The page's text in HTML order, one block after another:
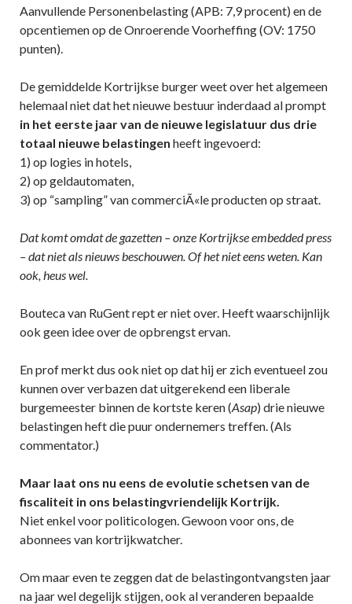
Aanvullende Personenbelasting (APB: 7,9 procent) en de
opcentiemen op de Onroerende Voorheffing (OV: 1750
punten).
De gemiddelde Kortrijkse burger weet over het algemeen
helemaal niet dat het nieuwe bestuur inderdaad al prompt
in het eerste jaar van de nieuwe legislatuur dus drie
totaal nieuwe belastingen heeft ingevoerd:
1) op logies in hotels,
2) op geldautomaten,
3) op “sampling” van commerciÃ«le producten op straat.
Dat komt omdat de gazetten – onze Kortrijkse embedded press
– dat niet als nieuws beschouwen. Of het niet eens weten. Kan
ook, heus wel.
Bouteca van RuGent rept er niet over. Heeft waarschijnlijk
ook geen idee over de opbrengst ervan.
En prof merkt dus ook niet op dat hij er zich eventueel zou
kunnen over verbazen dat uitgerekend een liberale
burgemeester binnen de kortste keren (Asap) drie nieuwe
belastingen heft die puur ondernemers treffen. (Als
commentator.)
Maar laat ons nu eens de evolutie schetsen van de
fiscaliteit in ons belastingvriendelijk Kortrijk.
Niet enkel voor politicologen. Gewoon voor ons, de
abonnees van kortrijkwatcher.
Om maar even te zeggen dat de belastingontvangsten jaar
na jaar wel degelijk stijgen, ook al veranderen bepaalde